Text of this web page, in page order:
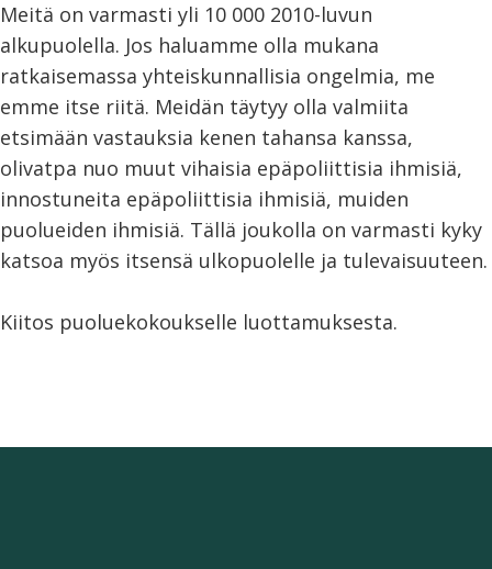
Meitä on varmasti yli 10 000 2010-luvun
alkupuolella. Jos haluamme olla mukana
ratkaisemassa yhteiskunnallisia ongelmia, me
emme itse riitä. Meidän täytyy olla valmiita
etsimään vastauksia kenen tahansa kanssa,
olivatpa nuo muut vihaisia epäpoliittisia ihmisiä,
innostuneita epäpoliittisia ihmisiä, muiden
puolueiden ihmisiä. Tällä joukolla on varmasti kyky
katsoa myös itsensä ulkopuolelle ja tulevaisuuteen.
Kiitos puoluekokoukselle luottamuksesta.